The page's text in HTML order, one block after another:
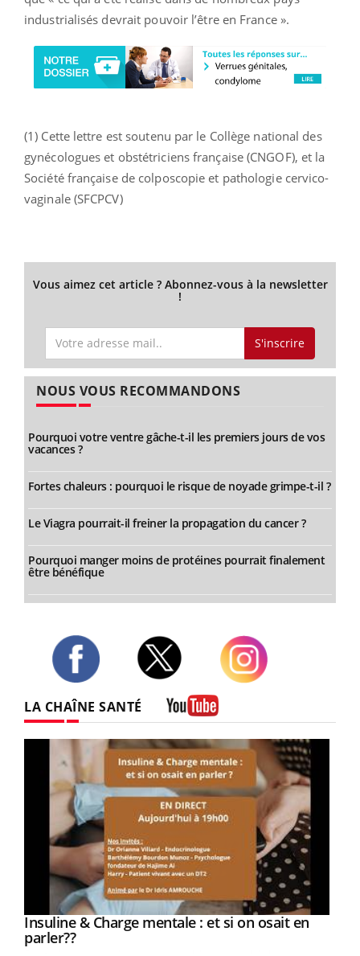
industrialisés devrait pouvoir l’être en France ».
(1) Cette lettre est soutenu par le Collège national des
gynécologues et obstétriciens française (CNGOF), et la
Société française de colposcopie et pathologie cervico-
vaginale (SFCPCV)
Vous aimez cet article ? Abonnez-vous à la newsletter
!
S'inscrire
NOUS VOUS RECOMMANDONS
Pourquoi votre ventre gâche-t-il les premiers jours de vos
vacances ?
Fortes chaleurs : pourquoi le risque de noyade grimpe-t-il ?
Le Viagra pourrait-il freiner la propagation du cancer ?
Pourquoi manger moins de protéines pourrait finalement
être bénéfique
LA CHAÎNE SANTÉ
Youtube
Insuline & Charge mentale : et si on osait en
parler??Youtube